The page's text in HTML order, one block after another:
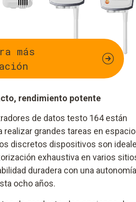
más
rendimiento potente
de datos testo 164 están
realizar grandes tareas en
discretos dispositivos son
exhaustiva en varios
duradera con una autonomía
ocho años.